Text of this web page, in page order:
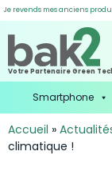
Je revends mes anciens
Votre Partenaire Green
Smartphone
Accueil »
climatique !